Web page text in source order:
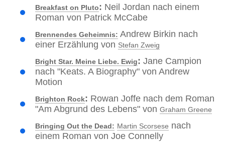
Breakfast on Pluto: Neil Jordan nach einem
Roman von Patrick McCabe
Brennendes Geheimnis: Andrew Birkin nach
einer Erzählung von Stefan Zweig
Bright Star. Meine Liebe. Ewig: Jane Campion
nach "Keats. A Biography" von Andrew
Motion
Brighton Rock: Rowan Joffe nach dem Roman
"Am Abgrund des Lebens" von Graham Greene
Bringing Out the Dead: Martin Scorsese nach
einem Roman von Joe Connelly